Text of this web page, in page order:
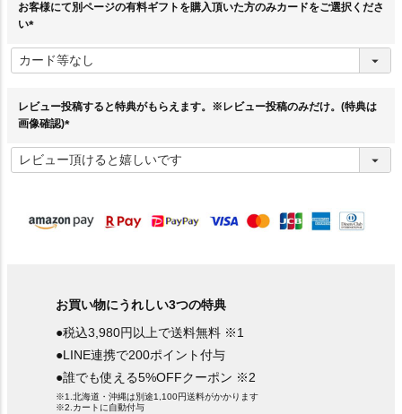
お客様にて別ページの有料ギフトを購入頂いた方のみカードをご選択くださ
い
必
須
レビュー投稿すると特典がもらえます。※レビュー投稿のみだけ。(特典は
画像確認)
必
須
お買い物にうれしい3つの特典
●税込3,980円以上で送料無料 ※1
●LINE連携で200ポイント付与
●誰でも使える5%OFFクーポン ※2
※1.北海道・沖縄は別途1,100円送料がかかります
※2.カートに自動付与